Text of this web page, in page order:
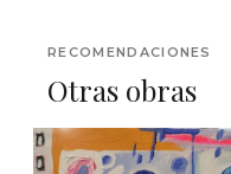
RECOMENDACIONES
Otras obras